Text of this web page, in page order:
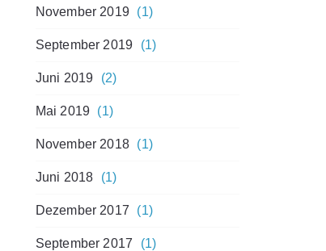
November 2019 (1)
September 2019 (1)
Juni 2019 (2)
Mai 2019 (1)
November 2018 (1)
Juni 2018 (1)
Dezember 2017 (1)
September 2017 (1)